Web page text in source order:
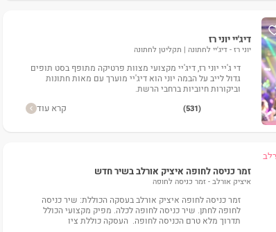
דיג'יי יוני רז
יוני רז - דיג'יי לחתונה | תקליטן לחתונה
די ג'יי יוני רז, דיג'יי מקצועי מצוות פרטיקה מתופף בסט תופים
גדול לייב על הבמה יוני הוא דיג'יי מוערך עם מאות חתונות
וביקורות חיוביות ברחבי הרשת.
(531) קרא עוד
זמר כניסה לחופה איציק אורלב בשיר חדש
איציק אורלב - זמר כניסה לחופה
זמר כניסה לחופה איציק אורלב בעסקה הכוללת: שיר כניסה
לחופה לחתן. שיר כניסה לחופה לכלה. מפיק מקצועי הכולל
תדרוך מלא טרם הכניסה לחופה. העסקה כוללת ציו